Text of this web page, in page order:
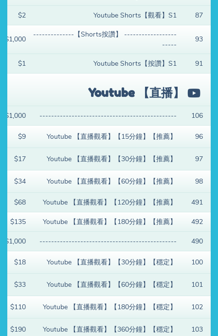
87
Youtube Shorts【觀看】S1
$2
93
------------------ 【Shorts按讚】--------------
-----
$1,000
91
Youtube Shorts【按讚】S1
$1
Youtube 【直播】
106
-----------------------------------------------
$1,000
96
Youtube 【直播觀看】【15分鐘】【推薦】
$9
97
Youtube 【直播觀看】【30分鐘】【推薦】
$17
98
Youtube 【直播觀看】【60分鐘】【推薦】
$34
491
Youtube 【直播觀看】【120分鐘】【推薦】
$68
492
Youtube 【直播觀看】【180分鐘】【推薦】
$135
490
-----------------------------------------------
$1,000
100
Youtube 【直播觀看】【30分鐘】【穩定】
$18
101
Youtube 【直播觀看】【60分鐘】【穩定】
$33
102
Youtube 【直播觀看】【180分鐘】【穩定】
$110
103
Youtube 【直播觀看】【360分鐘】【穩定】
$190